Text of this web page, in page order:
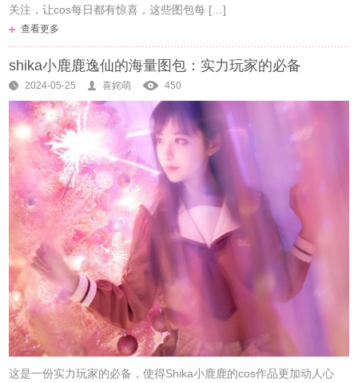
关注，让cos每日都有惊喜，这些图包每 […]
查看更多
shika小鹿鹿逸仙的海量图包：实力玩家的必备
2024-05-25 喜姹萌 450
这是一份实力玩家的必备，使得Shika小鹿鹿的cos作品更加动人心